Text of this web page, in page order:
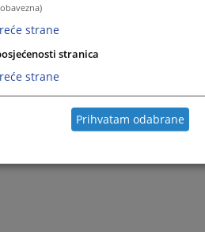
strane
stranica
strane
Prihvatam odabrane